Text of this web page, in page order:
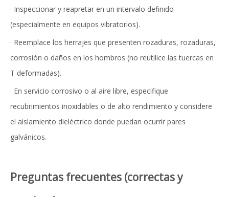
· Inspeccionar y reapretar en un intervalo definido
(especialmente en equipos vibratorios).
· Reemplace los herrajes que presenten rozaduras, rozaduras,
corrosión o daños en los hombros (no reutilice las tuercas en
T deformadas).
· En servicio corrosivo o al aire libre, especifique
recubrimientos inoxidables o de alto rendimiento y considere
el aislamiento dieléctrico donde puedan ocurrir pares
galvánicos.
Preguntas frecuentes (correctas y